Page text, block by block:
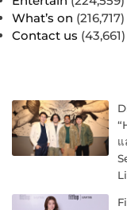
What’s on (216,717)
Contact us (43,661)
แ